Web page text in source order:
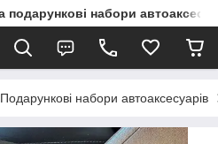
подарункові набори
Подарункові набори автоаксесуарів